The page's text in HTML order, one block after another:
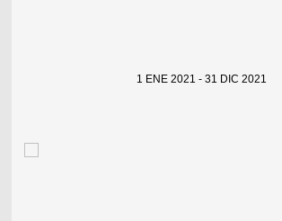
1 ENE 2021 - 31 DIC 2021